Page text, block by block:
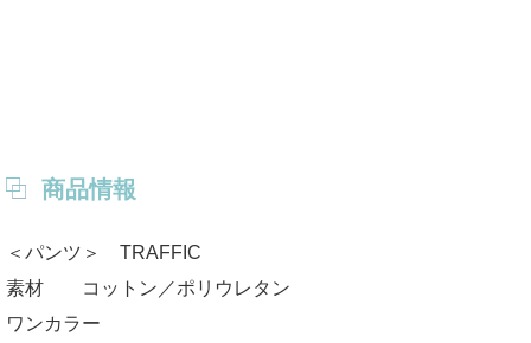
商品情報
＜パンツ＞ TRAFFIC
素材 コットン／ポリウレタン
ワンカラー